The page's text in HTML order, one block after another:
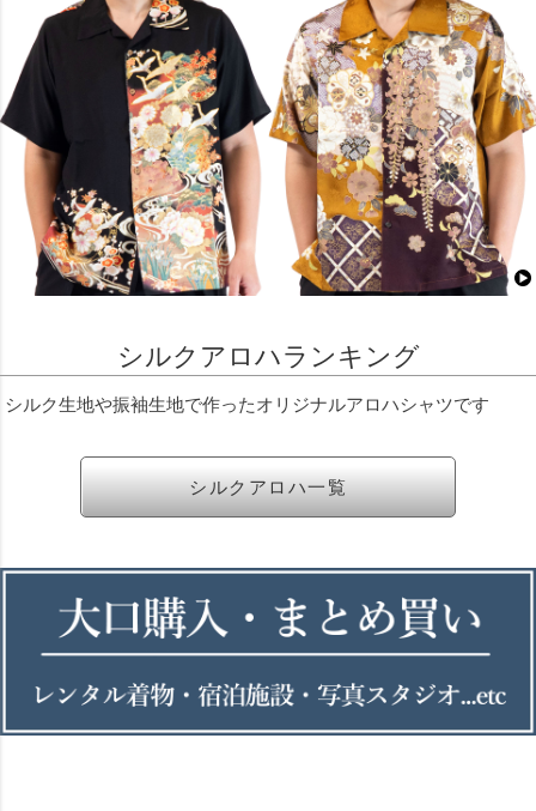
シルクアロハランキング
シルク生地や振袖生地で作ったオリジナルアロハシャツです
シルクアロハ一覧